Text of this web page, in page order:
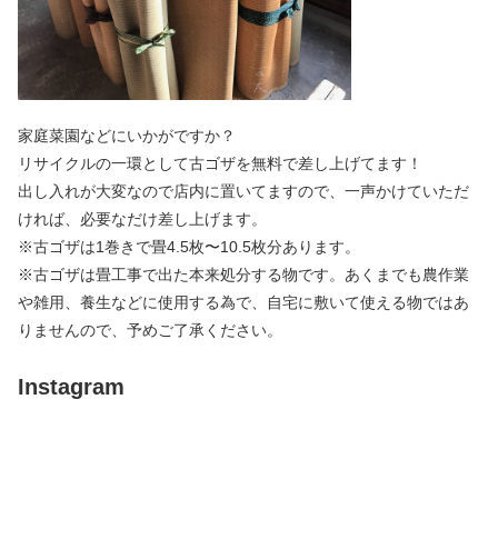
家庭菜園などにいかがですか？
リサイクルの一環として古ゴザを無料で差し上げてます！
出し入れが大変なので店内に置いてますので、一声かけていただ
ければ、必要なだけ差し上げます。
※古ゴザは1巻きで畳4.5枚〜10.5枚分あります。
※古ゴザは畳工事で出た本来処分する物です。あくまでも農作業
や雑用、養生などに使用する為で、自宅に敷いて使える物ではあ
りませんので、予めご了承ください。
Instagram